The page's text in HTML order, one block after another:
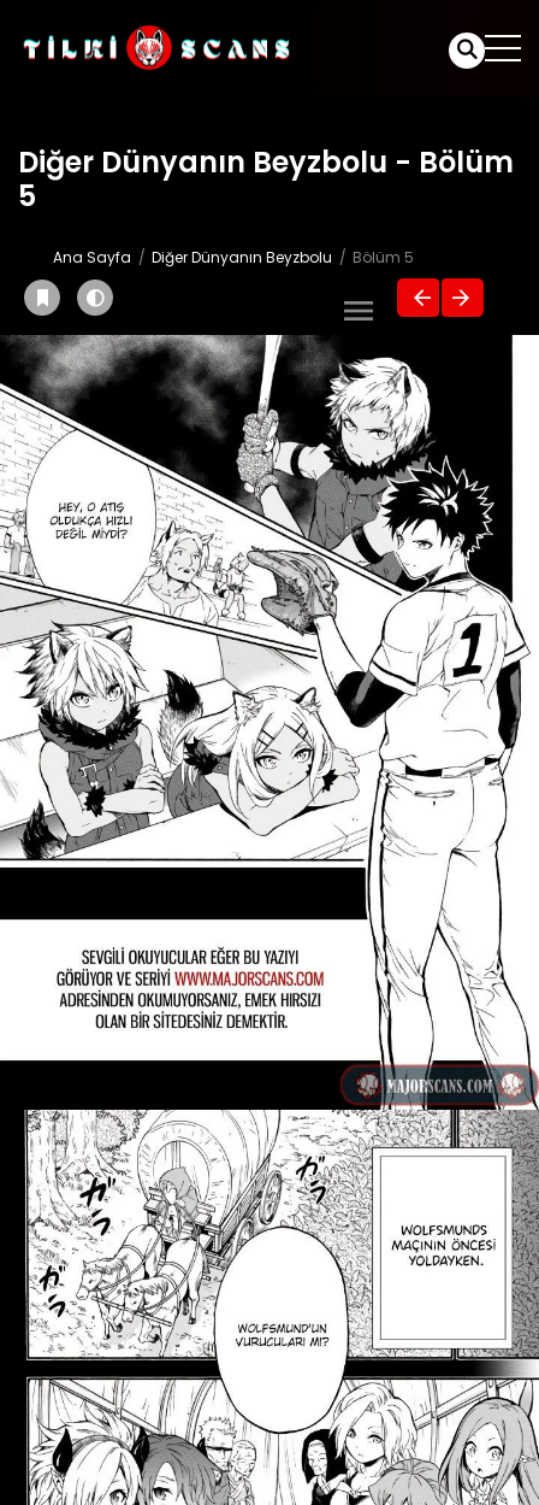
Diğer Dünyanın Beyzbolu - Bölüm
5
Ana Sayfa Diğer Dünyanın Beyzbolu Bölüm 5